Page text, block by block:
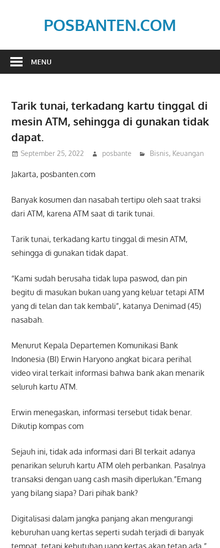
POSBANTEN.COM
Dan
MENU
Tarik tunai, terkadang kartu tinggal di
mesin ATM, sehingga di gunakan tidak
dapat.
September 25, 2022 posbante Bisnis, Keuangan
Jakarta, posbanten.com
Banyak kosumen dan nasabah tertipu oleh saat traksi
dari ATM, karena ATM saat di tarik tunai.
Tarik tunai, terkadang kartu tinggal di mesin ATM,
sehingga di gunakan tidak dapat.
“Kami sudah berusaha tidak lupa paswod, dan pin
begitu di masukan bukan uang yang keluar tetapi ATM
yang di telan dan tak kembali”, katanya Denimad (45)
nasabah.
Menurut Kepala Departemen Komunikasi Bank
Indonesia (BI) Erwin Haryono angkat bicara perihal
video viral terkait informasi bahwa bank akan menarik
seluruh kartu ATM.
Erwin menegaskan, informasi tersebut tidak benar.
Dikutip kompas com
Sejauh ini, tidak ada informasi dari BI terkait adanya
penarikan seluruh kartu ATM oleh perbankan. Pasalnya
transaksi dengan uang cash masih diperlukan.”Emang
yang bilang siapa? Dari pihak bank?
Digitalisasi dalam jangka panjang akan mengurangi
keburuhan uang kertas seperti sudah terjadi di banyak